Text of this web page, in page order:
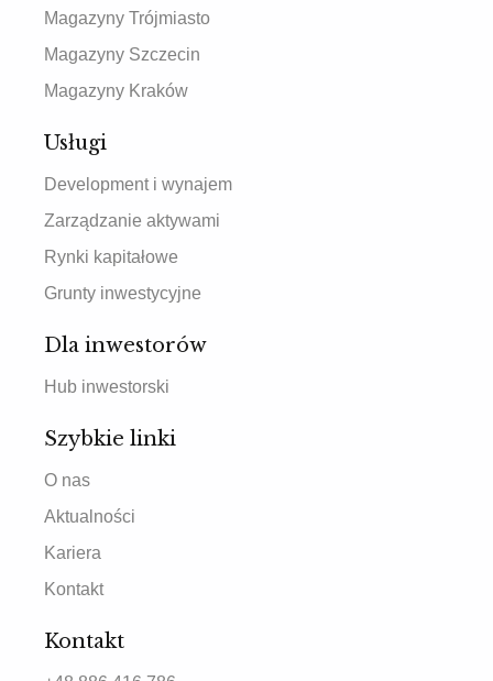
Magazyny Trójmiasto
Magazyny Szczecin
Magazyny Kraków
Usługi
Development i wynajem
Zarządzanie aktywami
Rynki kapitałowe
Grunty inwestycyjne
Dla inwestorów
Hub inwestorski
Szybkie linki
O nas
Aktualności
Kariera
Kontakt
Kontakt